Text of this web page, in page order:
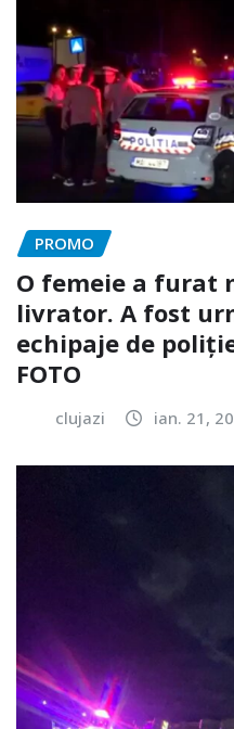
PROMO
O femeie a furat
livrator. A fost
echipaje de
FOTO
clujazi ian. 21,